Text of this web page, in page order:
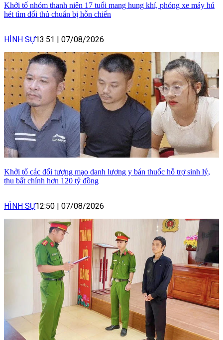
Khởi tố nhóm thanh niên 17 tuổi mang hung khí, phóng xe máy hú
hét tìm đối thủ chuẩn bị hỗn chiến
HÌNH SỰ13:51 | 07/08/2026
Khởi tố các đối tượng mạo danh lương y bán thuốc hỗ trợ sinh lý,
thu bất chính hơn 120 tỷ đồng
HÌNH SỰ12:50 07/08/2026